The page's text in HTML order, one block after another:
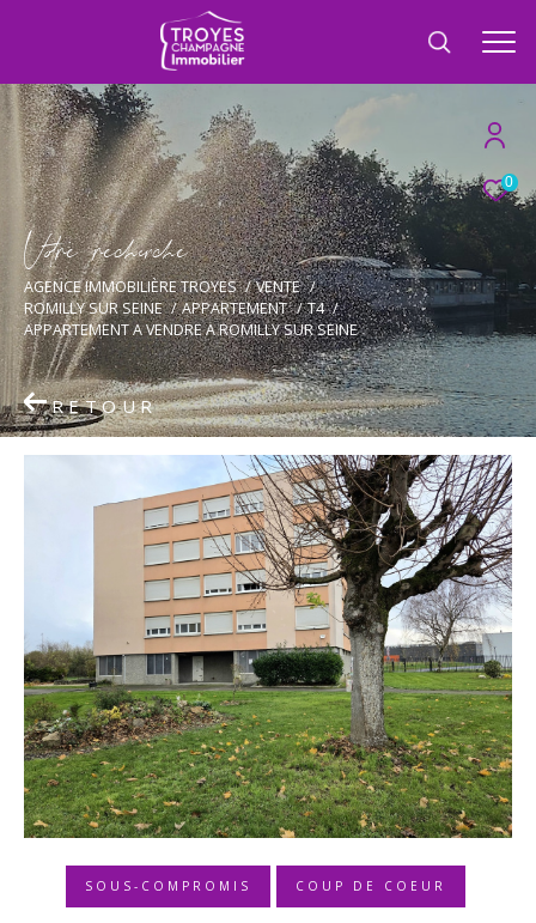
0
Vore recece
AGENCE IMMOBILIÈRE TROYES
VENTE
ROMILLY SUR SEINE
APPARTEMENT
T4
APPARTEMENT A VENDRE A ROMILLY SUR SEINE
RETOUR
SOUS-COMPROMIS COUP DE COEUR